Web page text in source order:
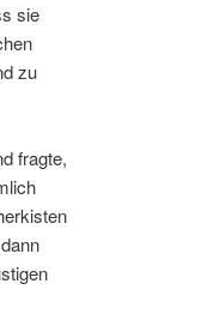
sie
zu
fragte,